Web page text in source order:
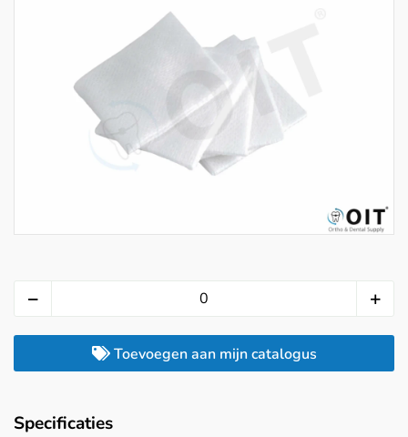
Toevoegen aan mijn catalogus
Specificaties